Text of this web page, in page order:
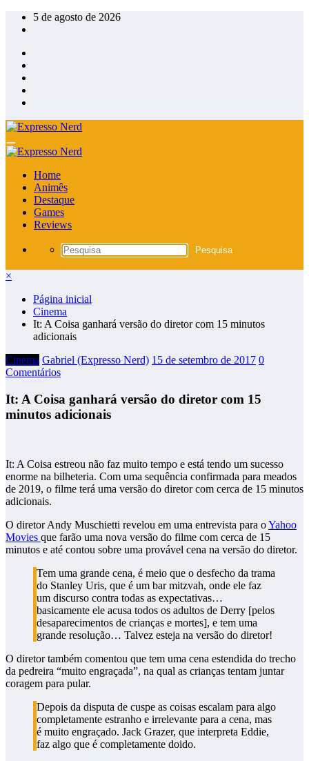
Pular
para
conteúdo
5 de agosto de 2026
Home
Animês
Destaque
Games
Reviews
×
Página inicial
Cinema
It: A Coisa ganhará versão do diretor com 15 minutos
adicionais
Cinema Gabriel (Expresso Nerd) 15 de setembro de 2017 0
Comentários
It: A Coisa ganhará versão do diretor com 15
minutos adicionais
It: A Coisa estreou não faz muito tempo e está tendo um sucesso
enorme na bilheteria. Com uma sequência confirmada para meados
de 2019, o filme terá uma versão do diretor com cerca de 15 minutos
adicionais.
O diretor Andy Muschietti revelou em uma entrevista para oYahoo
Movies que farão uma nova versão do filme com cerca de 15
minutos e até contou sobre uma provável cena na versão do diretor.
Tem uma grande cena, é meio que o desfecho da trama
do Stanley Uris, que é um bar mitzvah, onde ele faz
um discurso contra todas as expectativas…
basicamente ele acusa todos os adultos de Derry [pelos
desaparecimentos de crianças e mortes], e tem uma
grande resolução… Talvez esteja na versão do diretor!
O diretor também comentou que tem uma cena estendida do trecho
da pedreira “muito engraçada”, na qual as crianças tentam juntar
coragem para pular.
Depois da disputa de cuspe as coisas escalam para algo
completamente estranho e irrelevante para a cena, mas
é muito engraçado. Jack Grazer, que interpreta Eddie,
faz algo que é completamente doido.